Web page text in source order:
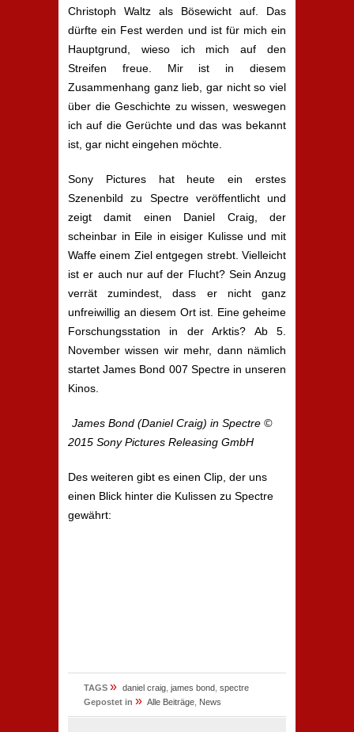
Christoph Waltz als Bösewicht auf. Das
dürfte ein Fest werden und ist für mich ein
Hauptgrund, wieso ich mich auf den
Streifen freue. Mir ist in diesem
Zusammenhang ganz lieb, gar nicht so viel
über die Geschichte zu wissen, weswegen
ich auf die Gerüchte und das was bekannt
ist, gar nicht eingehen möchte.
Sony Pictures hat heute ein erstes
Szenenbild zu Spectre veröffentlicht und
zeigt damit einen Daniel Craig, der
scheinbar in Eile in eisiger Kulisse und mit
Waffe einem Ziel entgegen strebt. Vielleicht
ist er auch nur auf der Flucht? Sein Anzug
verrät zumindest, dass er nicht ganz
unfreiwillig an diesem Ort ist. Eine geheime
Forschungsstation in der Arktis? Ab 5.
November wissen wir mehr, dann nämlich
startet James Bond 007 Spectre in unseren
Kinos.
James Bond (Daniel Craig) in Spectre ©
2015 Sony Pictures Releasing GmbH
Des weiteren gibt es einen Clip, der uns
einen Blick hinter die Kulissen zu Spectre
gewährt:
TAGS » daniel craig james bond spectre
Gepostet in » Alle Beiträge News